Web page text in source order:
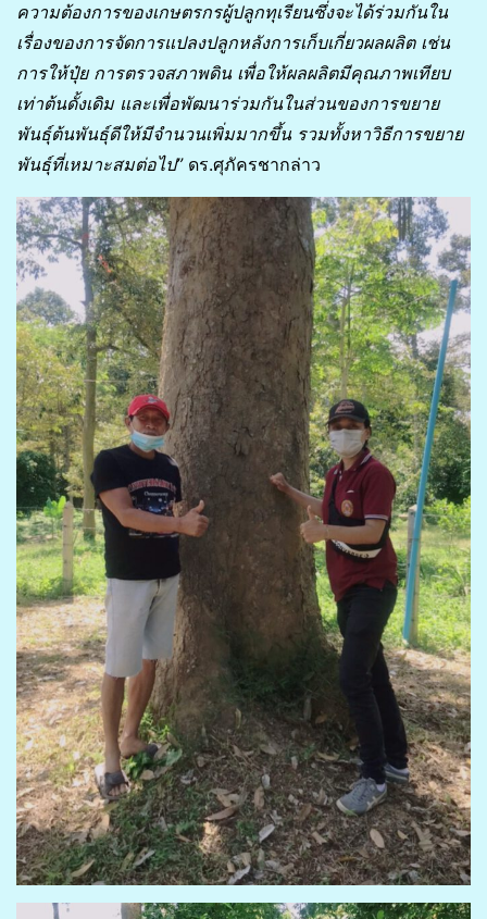
ความต้องการของเกษตรกรผู้ปลูกทุเรียนซึ่งจะได้ร่วมกันใน
เรื่องของการจัดการแปลงปลูกหลังการเก็บเกี่ยวผลผลิต เช่น
การให้ปุ๋ย การตรวจสภาพดิน เพื่อให้ผลผลิตมีคุณภาพเทียบ
เท่าต้นดั้งเดิม และเพื่อพัฒนาร่วมกันในส่วนของการขยาย
พันธุ์ต้นพันธุ์ดีให้มีจำนวนเพิ่มมากขึ้น รวมทั้งหาวิธีการขยาย
พันธุ์ที่เหมาะสมต่อไป” ดร.ศุภัครชากล่าว